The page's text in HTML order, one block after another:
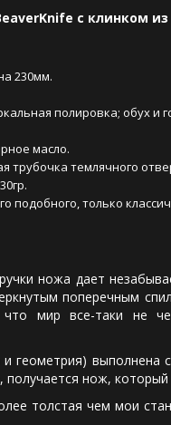
с клинком
230мм.
полировка; обух и
масло.
темлячного
подобного, только
ножа дает
поперечным
мир все-таки не
выполнена с
получается нож,
чем мои